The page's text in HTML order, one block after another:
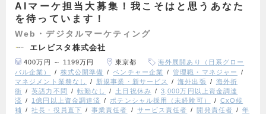
AIマーケ担当大募集！我こそはと思うあなた
を待っています！
Web・デジタルマーケティング
エレビスタ株式会社
400万円 ～ 1199万円 東京都
海外展開あり（日系グロー
バル企業）
株式公開準備 ベンチャー企業
管理職・マネジャー
マネジメント業務なし
新規事業・新サービス 海外出張
海外折
衝
英語力不問 転勤なし 土日祝休み
3,000万円以上資金調達
済
1億円以上資金調達済 ポテンシャル採用（未経験可）
CxO候
補
社長・役員直下 事業責任者 サービス責任者 開発責任者
年